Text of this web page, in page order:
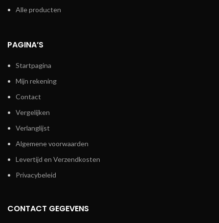
Alle producten
PAGINA’S
Startpagina
Mijn rekening
Contact
Vergelijken
Verlanglijst
Algemene voorwaarden
Levertijd en Verzendkosten
Privacybeleid
CONTACT GEGEVENS